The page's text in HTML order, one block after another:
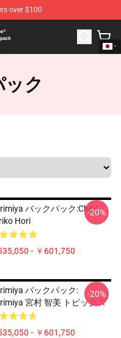
over $100
Anime Backpack Store
ック
バックパック:Chibi
Hori
- ￥601,750
-20%
バックパック:
宮村 智美 トピックス
- ￥601,750
-20%